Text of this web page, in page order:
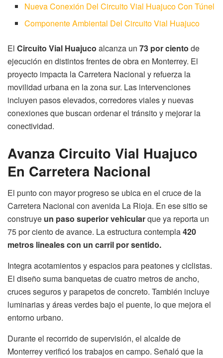
Nueva Conexión Del Circuito Vial Huajuco Con Túnel
Componente Ambiental Del Circuito Vial Huajuco
El Circuito Vial Huajuco alcanza un 73 por ciento de
ejecución en distintos frentes de obra en Monterrey. El
proyecto impacta la Carretera Nacional y refuerza la
movilidad urbana en la zona sur. Las intervenciones
incluyen pasos elevados, corredores viales y nuevas
conexiones que buscan ordenar el tránsito y mejorar la
conectividad.
Avanza Circuito Vial Huajuco
En Carretera Nacional
El punto con mayor progreso se ubica en el cruce de la
Carretera Nacional con avenida La Rioja. En ese sitio se
construye un paso superior vehicularque ya reporta un
75 por ciento de avance. La estructura contempla420
metros lineales con un carril por sentido.
Integra acotamientos y espacios para peatones y ciclistas.
El diseño suma banquetas de cuatro metros de ancho,
cruces seguros y parapetos de concreto. También incluye
luminarias y áreas verdes bajo el puente, lo que mejora el
entorno urbano.
Durante el recorrido de supervisión, el alcalde de
Monterrey verificó los trabajos en campo. Señaló que la